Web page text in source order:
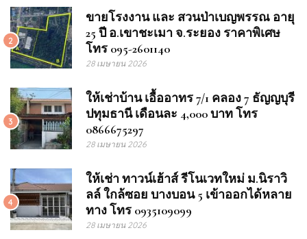
2
ขายโรงงาน และ สวนป่าเบญพรรณ อายุ
25 ปี อ.เขาชะเมา จ.ระยอง ราคาพิเศษ
โทร 095-2601140
28 เมษายน 2026
3
ให้เช่าบ้าน เอื้ออาทร 7/1 คลอง 7 ธัญญบุรี
ปทุมธานี เดือนละ 4,000 บาท โทร
0866675297
28 เมษายน 2026
4
ให้เช่า ทาวน์เฮ้าส์ รีโนเวทใหม่ ม.นิราวิ
ลล์ ใกล้ซอย บางบอน 5 เข้าออกได้หลาย
ทาง โทร 0935109099
28 เมษายน 2026